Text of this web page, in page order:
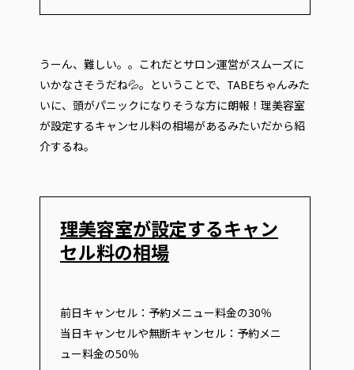
うーん、難しい。。これだとサロン運営がスムーズに
いかなさそうだね💦。ということで、TABEちゃんみた
いに、頭がパニックになりそうな方に朗報！理美容室
が設定するキャンセル料の相場があるみたいだから紹
介するね。
理美容室が設定するキャン
セル料の相場
前日キャンセル：予約メニュー料金の30％
当日キャンセルや無断キャンセル：予約メニ
ュー料金の50％